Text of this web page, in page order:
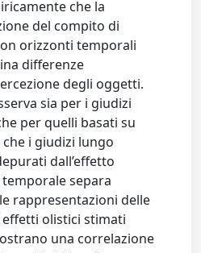
che la
del compito di
orizzonti temporali
differenze
degli oggetti.
sia per i giudizi
per quelli basati su
i giudizi lungo
dall’effetto
separa
rappresentazioni delle
olistici stimati
una correlazione